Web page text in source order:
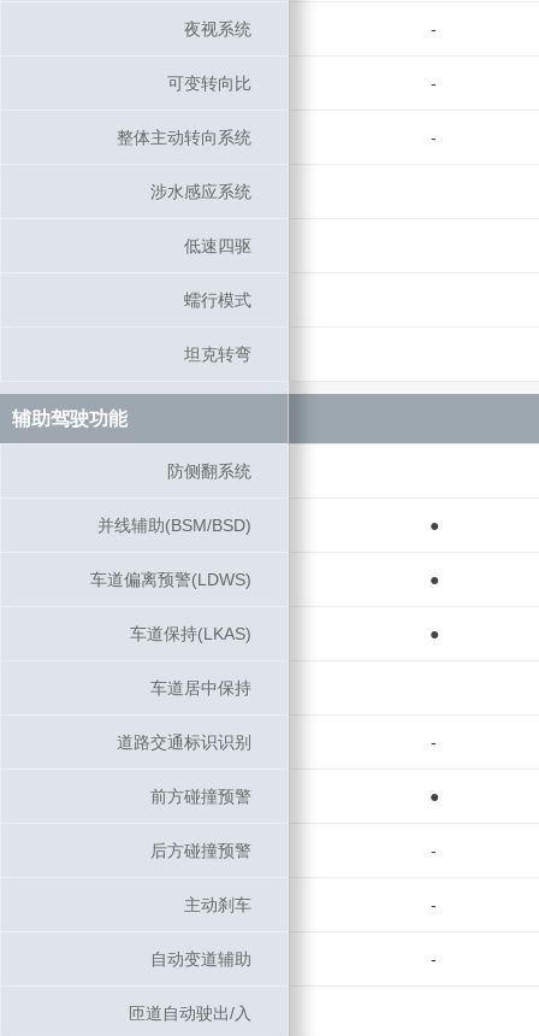
夜视系统 -
可变转向比 -
整体主动转向系统 -
涉水感应系统
低速四驱
蠕行模式
坦克转弯
辅助驾驶功能
防侧翻系统
并线辅助(BSM/BSD) ●
车道偏离预警(LDWS) ●
车道保持(LKAS) ●
车道居中保持
道路交通标识识别 -
前方碰撞预警 ●
后方碰撞预警 -
主动刹车 -
自动变道辅助 -
匝道自动驶出/入
夜视系统
可变转向比
整体主动转向系统
涉水感应系统
低速四驱
蠕行模式
坦克转弯
辅助驾驶功能
防侧翻系统
并线辅助(BSM/BSD)
车道偏离预警(LDWS)
车道保持(LKAS)
车道居中保持
道路交通标识识别
前方碰撞预警
后方碰撞预警
主动刹车
自动变道辅助
匝道自动驶出/入